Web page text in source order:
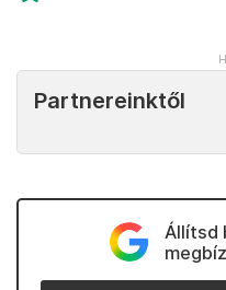
Partnereinktől
Állítsd